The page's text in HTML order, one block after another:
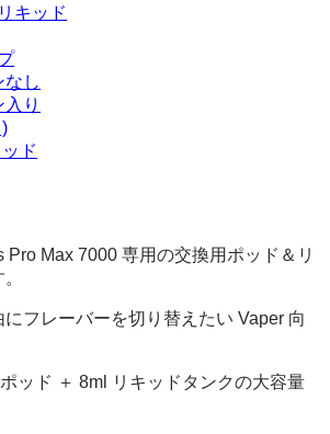
キッド
なし
り
ド
Pro Max 7000 専用の交換用ポッド＆リ
フレーバーを切り替えたい Vaper 向
ッド ＋ 8ml リキッドタンクの大容量